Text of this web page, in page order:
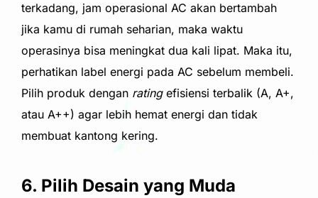
terkadang, jam operasional AC akan bertambah
jika kamu di rumah seharian, maka waktu
operasinya bisa meningkat dua kali lipat. Maka itu,
perhatikan label energi pada AC sebelum membeli.
Pilih produk dengan ratingefisiensi terbalik (A, A+,
atau A++) agar lebih hemat energi dan tidak
membuat kantong kering.
6. Pilih Desain yang Muda